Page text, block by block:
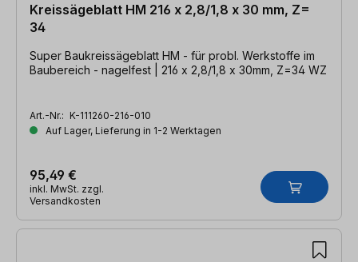
Kreissägeblatt HM 216 x 2,8/1,8 x 30 mm, Z=
34
Super Baukreissägeblatt HM - für probl. Werkstoffe im
Baubereich - nagelfest | 216 x 2,8/1,8 x 30mm, Z=34 WZ
Art.-Nr.: K-111260-216-010
Auf Lager, Lieferung in 1-2 Werktagen
95,49 €
inkl. MwSt. zzgl.
Versandkosten